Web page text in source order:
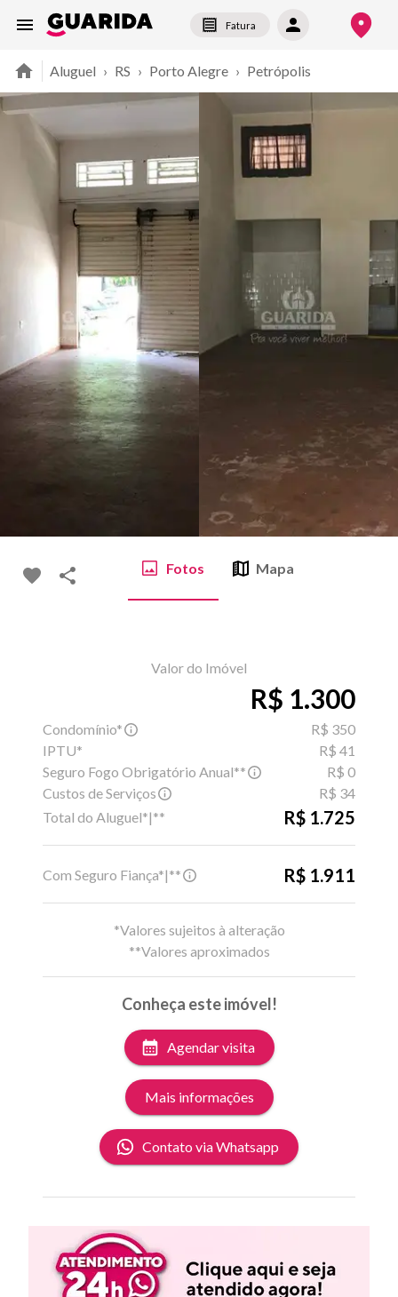
Fatura
Aluguel › RS › Porto Alegre › Petrópolis
Fotos Mapa
Valor do Imóvel
R$ 1.300
Condomínio*
R$ 350
IPTU*
R$ 41
Seguro Fogo Obrigatório Anual**
R$ 0
Custos de Serviços
R$ 34
Total do Aluguel*|**
R$ 1.725
Com Seguro Fiança*|** R$ 1.911
*Valores sujeitos à alteração
**Valores aproximados
Conheça este imóvel!
Agendar visita
Mais informações
Contato via Whatsapp